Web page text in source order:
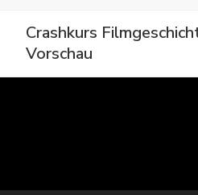
Crashkurs
Vorschau